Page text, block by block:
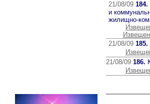
21/08/09 184.
и
жилищно-
21/08/09 185.
21/08/09 186.